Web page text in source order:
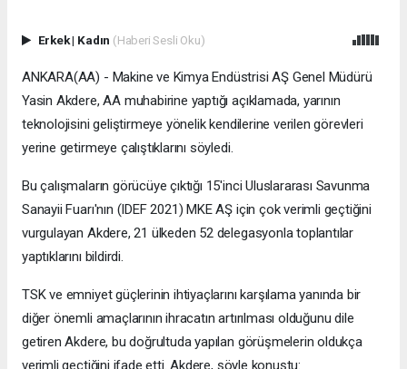
Erkek| Kadın (Haberi Sesli Oku)
ANKARA(AA) - Makine ve Kimya Endüstrisi AŞ Genel Müdürü
Yasin Akdere, AA muhabirine yaptığı açıklamada, yarının
teknolojisini geliştirmeye yönelik kendilerine verilen görevleri
yerine getirmeye çalıştıklarını söyledi.
Bu çalışmaların görücüye çıktığı 15'inci Uluslararası Savunma
Sanayii Fuarı'nın (IDEF 2021) MKE AŞ için çok verimli geçtiğini
vurgulayan Akdere, 21 ülkeden 52 delegasyonla toplantılar
yaptıklarını bildirdi.
TSK ve emniyet güçlerinin ihtiyaçlarını karşılama yanında bir
diğer önemli amaçlarının ihracatın artırılması olduğunu dile
getiren Akdere, bu doğrultuda yapılan görüşmelerin oldukça
verimli geçtiğini ifade etti. Akdere, şöyle konuştu: